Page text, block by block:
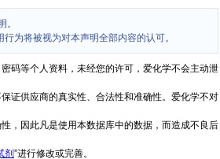
。
为将被视为对本声明全部内容的认可。
码等个人资料，未经您的许可，爱化学不会主动泄
证供应商的真实性、合法性和准确性。爱化学不对
，因此凡是使用本数据库中的数据，而造成不良后
剂 ”进行修改或完善。